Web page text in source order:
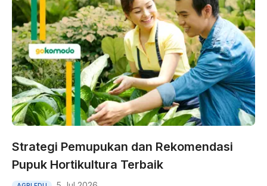
Strategi Pemupukan dan Rekomendasi
Pupuk Hortikultura Terbaik